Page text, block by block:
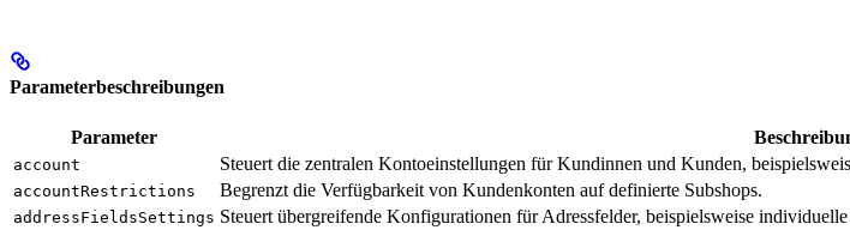
Parameterbeschreibungen
Parameter
account Steuert die zentralen Kontoeinstellungen für Kundinnen und Kunden,
accountRestrictions Begrenzt die Verfügbarkeit von Kundenkonten auf definierte Subshops.
addressFieldsSettings Steuert übergreifende Konfigurationen für Adressfelder, beispielsweise